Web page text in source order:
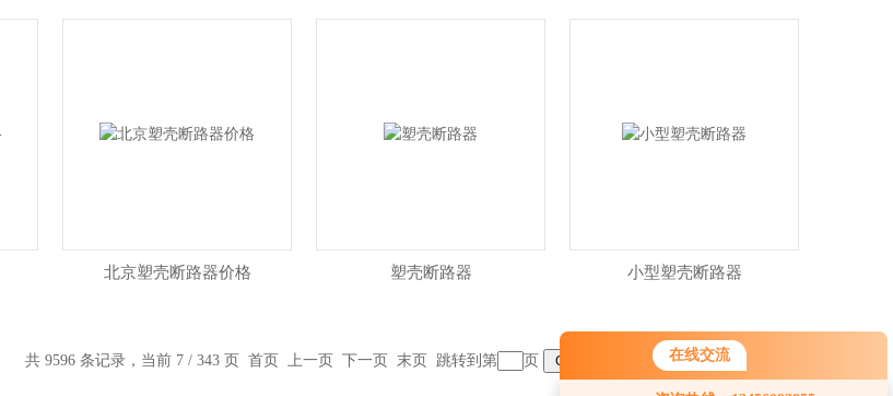
在线交流
北京塑壳断路器价格 塑壳断路器 小型塑壳断路器
共 9596 条记录，当前 7 / 343 页 首页 上一页 下一页 末页 跳转到第 页